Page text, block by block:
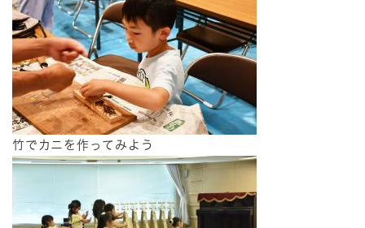
竹でカニを作ってみよう